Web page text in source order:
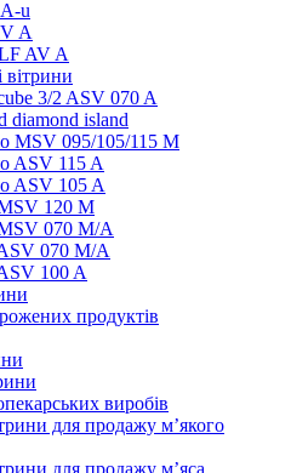
u
A
AV A
вітрини
3/2 ASV 070 A
diamond island
MSV 095/105/115 M
ASV 115 A
ASV 105 A
120 M
070 M/A
070 M/A
100 A
продуктів
виробів
для продажу м’якого
для продажу м’яса